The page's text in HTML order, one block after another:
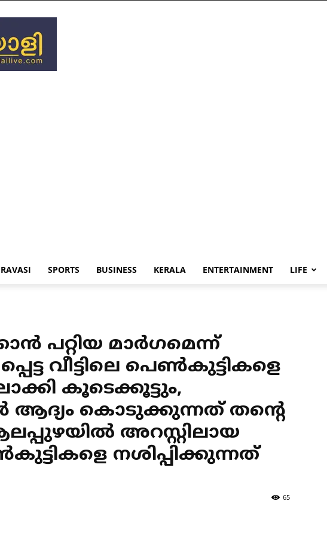
SPORTS BUSINESS KERALA ENTERTAINMENT LIFE
പറ്റിയ മാര്‍ഗമെന്ന്
വീട്ടിലെ പെണ്‍കുട്ടികളെ
കൂടെക്കൂട്ടും,
ആദ്യം കൊടുക്കുന്നത് തന്റെ
അറസ്റ്റിലായ
നശിപ്പിക്കുന്നത്
65